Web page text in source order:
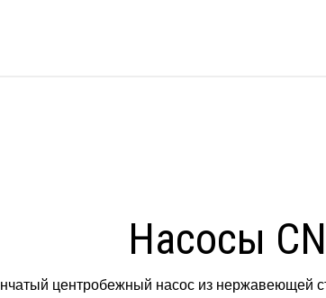
Насосы
центробежный насос из нержавеющей